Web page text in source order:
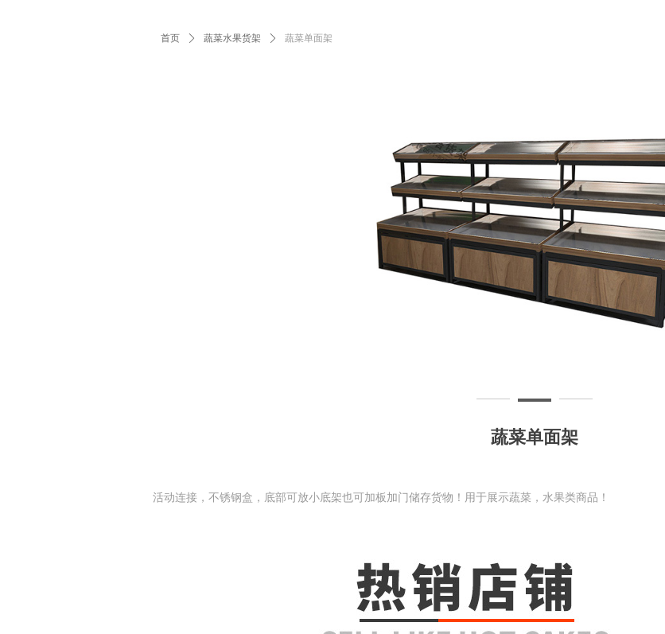
首页 ꄲ 蔬菜水果货架 ꄲ 蔬菜单面架
蔬菜单面架
活动连接，不锈钢盒，底部可放小底架也可加板加门储存货物！用于展示蔬菜，水果类商品！